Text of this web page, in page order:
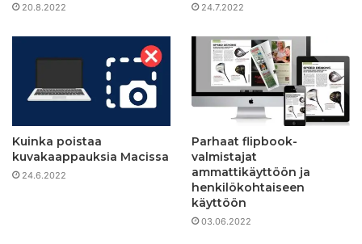
20.8.2022 24.7.2022
Kuinka poistaa
kuvakaappauksia Macissa
24.6.2022
Parhaat flipbook-
valmistajat
ammattikäyttöön ja
henkilökohtaiseen
käyttöön
03.06.2022